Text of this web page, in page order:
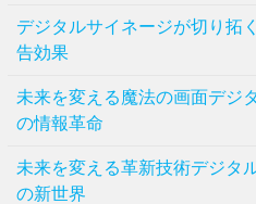
デジタルサイネージが切り拓
告効果
未来を変える魔法の画面デジ
の情報革命
未来を変える革新技術デジタ
の新世界